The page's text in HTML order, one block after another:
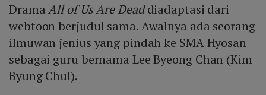
DramaAll of Us Are Deaddiadaptasi dari
webtoon berjudul sama. Awalnya ada seorang
ilmuwan jenius yang pindah ke SMA Hyosan
sebagai guru bernama Lee Byeong Chan (Kim
Byung Chul).